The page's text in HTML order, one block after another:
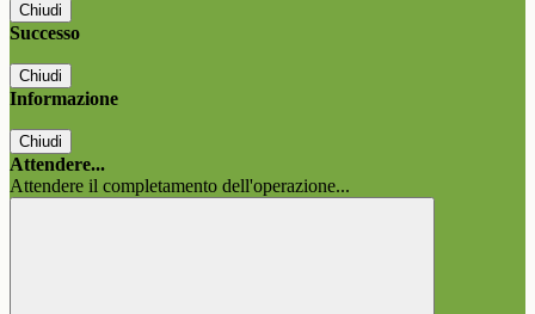
Chiudi
Successo
Chiudi
Informazione
Chiudi
Attendere...
Attendere il completamento dell'operazione...